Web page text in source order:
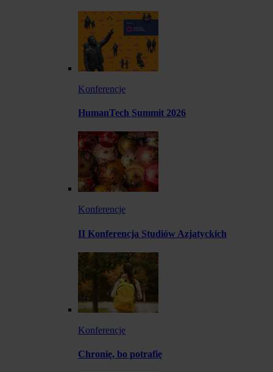
Konferencje
HumanTech Summit 2026
Konferencje
II Konferencja Studiów Azjatyckich
Konferencje
Chronię, bo potrafię